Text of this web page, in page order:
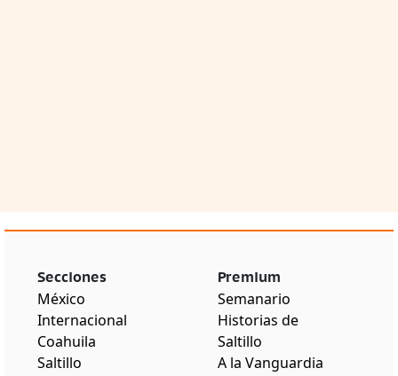
Secciones
México
Internacional
Coahuila
Saltillo
Premium
Semanario
Historias de
Saltillo
A la Vanguardia